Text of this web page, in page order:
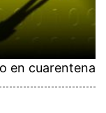
en cuarentena